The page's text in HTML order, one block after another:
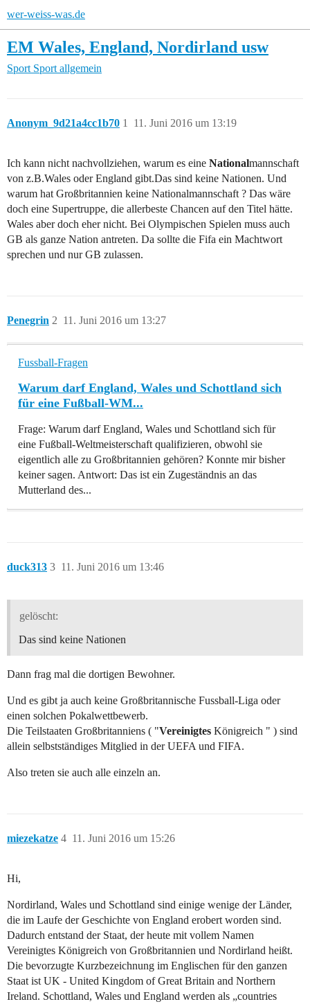
wer-weiss-was.de
EM Wales, England, Nordirland usw
Sport Sport allgemein
Anonym_9d21a4cc1b70 11. Juni 2016 um 13:19
1
Ich kann nicht nachvollziehen, warum es eine Nationalmannschaft
von z.B.Wales oder England gibt.Das sind keine Nationen. Und
warum hat Großbritannien keine Nationalmannschaft ? Das wäre
doch eine Supertruppe, die allerbeste Chancen auf den Titel hätte.
Wales aber doch eher nicht. Bei Olympischen Spielen muss auch
GB als ganze Nation antreten. Da sollte die Fifa ein Machtwort
sprechen und nur GB zulassen.
Penegrin 11. Juni 2016 um 13:27
2
Fussball-Fragen
Warum darf England, Wales und Schottland sich
für eine Fußball-WM...
Frage: Warum darf England, Wales und Schottland sich für
eine Fußball-Weltmeisterschaft qualifizieren, obwohl sie
eigentlich alle zu Großbritannien gehören? Konnte mir bisher
keiner sagen. Antwort: Das ist ein Zugeständnis an das
Mutterland des...
duck313 11. Juni 2016 um 13:46
3
gelöscht:
Das sind keine Nationen
Dann frag mal die dortigen Bewohner.
Und es gibt ja auch keine Großbritannische Fussball-Liga oder
einen solchen Pokalwettbewerb.
Die Teilstaaten Großbritanniens ( "Vereinigtes Königreich " ) sind
allein selbstständiges Mitglied in der UEFA und FIFA.
Also treten sie auch alle einzeln an.
miezekatze 11. Juni 2016 um 15:26
4
Hi,
Nordirland, Wales und Schottland sind einige wenige der Länder,
die im Laufe der Geschichte von England erobert worden sind.
Dadurch entstand der Staat, der heute mit vollem Namen
Vereinigtes Königreich von Großbritannien und Nordirland heißt.
Die bevorzugte Kurzbezeichnung im Englischen für den ganzen
Staat ist UK - United Kingdom of Great Britain and Northern
Ireland. Schottland, Wales und England werden als „countries